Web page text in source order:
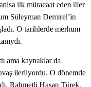
ilk müracaat eden iller
Süleyman Demirel’in
O tarihlerde merhum
ama kaynaklar da
ilerliyordu. O dönemde
Rahmetli Hasan Türek,